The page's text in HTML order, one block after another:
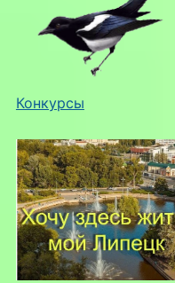
Конкурсы